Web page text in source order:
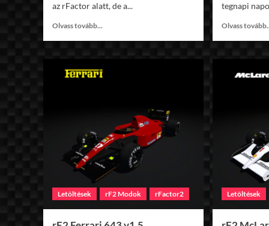
az rFactor alatt, de a...
Olvass tovább...
rF2
RCM
Cup
tegnapi
Olvass
Letöltések rF2 Modok rFactor2 Letöltések